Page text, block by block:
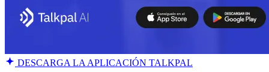
DESCARGA LA APLICACIÓN TALKPAL